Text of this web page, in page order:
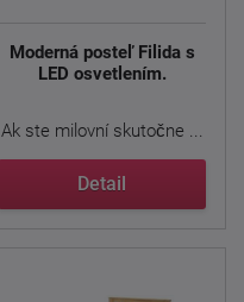
Moderná posteľ Filida s
LED osvetlením.
Ak ste milovní skutočne ...
Detail